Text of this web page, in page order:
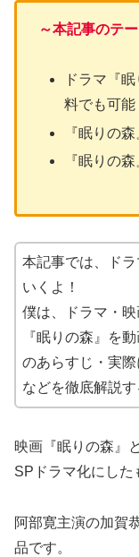
～本記事のテ
ドラマ『
料でも可能
『眠りの
『眠りの
本記事では、ド
いくよ！
僕は、ドラマ・映
『眠りの森』を
のあらすじ・実
などを徹底解説す
映画『眠りの森』
SPドラマ化にした
阿部寛主演の加賀
品です。